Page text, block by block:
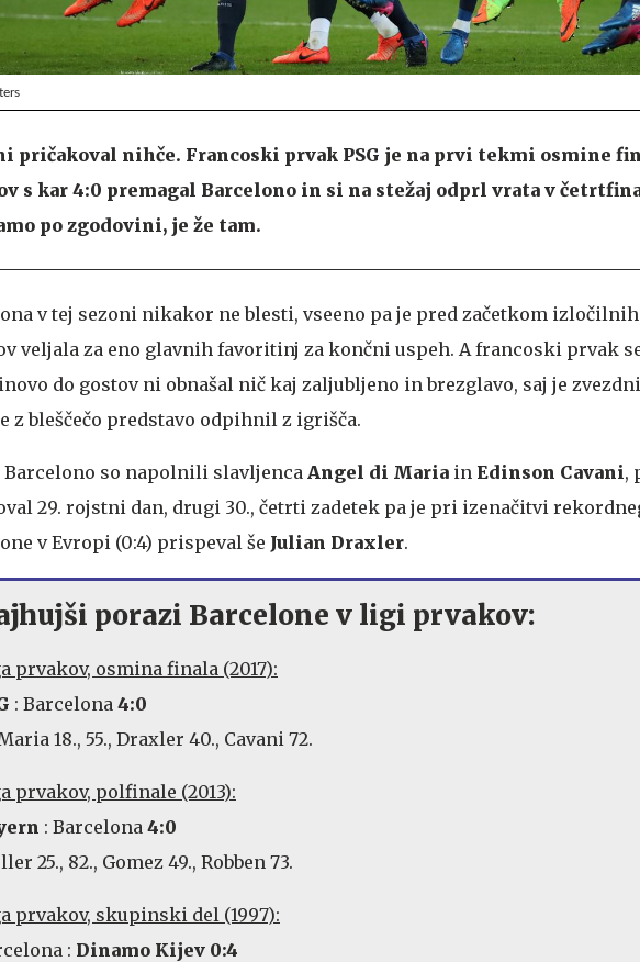
pričakoval nihče. Francoski prvak PSG je na prvi tekmi osmine
s kar 4:0 premagal Barcelono in si na stežaj odprl vrata v
po zgodovini, je že tam.
v tej sezoni nikakor ne blesti, vseeno pa je pred začetkom
veljala za eno glavnih favoritinj za končni uspeh. A francoski prvak
do gostov ni obnašal nič kaj zaljubljeno in brezglavo, saj je
z bleščečo predstavo odpihnil z igrišča.
Barcelono so napolnili slavljenca Angel di Maria in Edinson Cavani,
29. rojstni dan, drugi 30., četrti zadetek pa je pri izenačitvi
v Evropi (0:4) prispeval še Julian Draxler.
porazi Barcelone v ligi prvakov:
prvakov, osmina finala (2017):
: Barcelona 4:0
18., 55., Draxler 40., Cavani 72.
prvakov, polfinale (2013):
: Barcelona 4:0
25., 82., Gomez 49., Robben 73.
prvakov, skupinski del (1997):
: Dinamo Kijev 0:4